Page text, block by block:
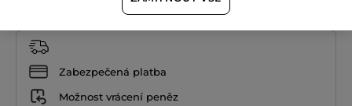
Zabezpečená platba
Možnost vrácení peněz